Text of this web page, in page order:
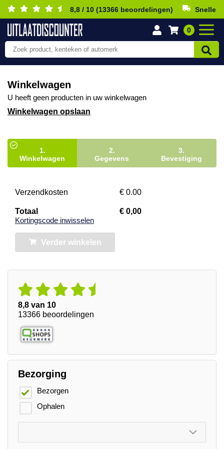
8,8 / 10 (13366 beoordelingen) Snelle
0
Winkelwagen
U heeft geen producten in uw winkelwagen
Winkelwagen opslaan
1.
Winkelwagen
2.
Gegevens
3.
Bevestiging
Verzendkosten € 0.00
Totaal € 0,00
Kortingscode inwisselen
Verder winkelen
8,8 van 10
13366 beoordelingen
Bezorging
Bezorgen
Ophalen